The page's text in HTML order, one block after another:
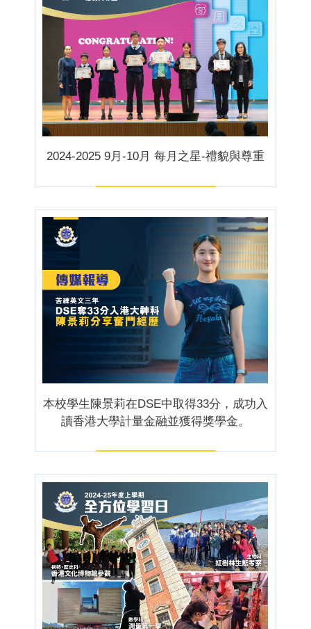
2024-2025 9月-10月 每月之星-禮貌與尊重
本校學生陳景莉在DSE中取得33分，成功入
讀香港大學計量金融並獲得獎學金。